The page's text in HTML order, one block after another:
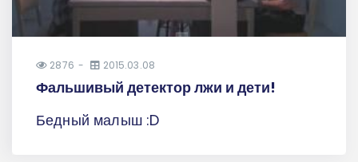
2876 2015.03.08
Фальшивый детектор лжи и дети!
Бедный малыш :D